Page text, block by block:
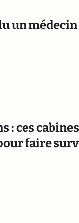
un
: ces
faire